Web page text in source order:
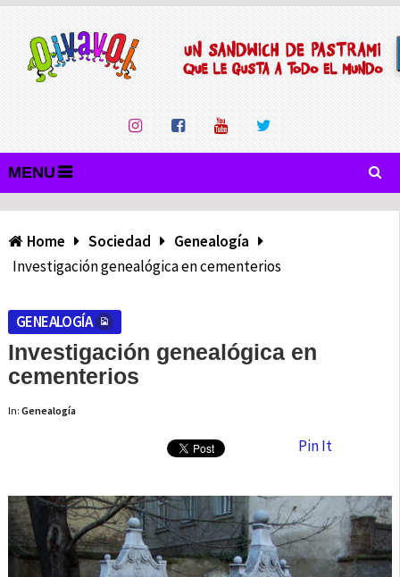
MENU
Home Sociedad
Genealogía
Investigación genealógica en cementerios
GENEALOGÍA
Investigación genealógica en
cementerios
In: Genealogía
Pin It